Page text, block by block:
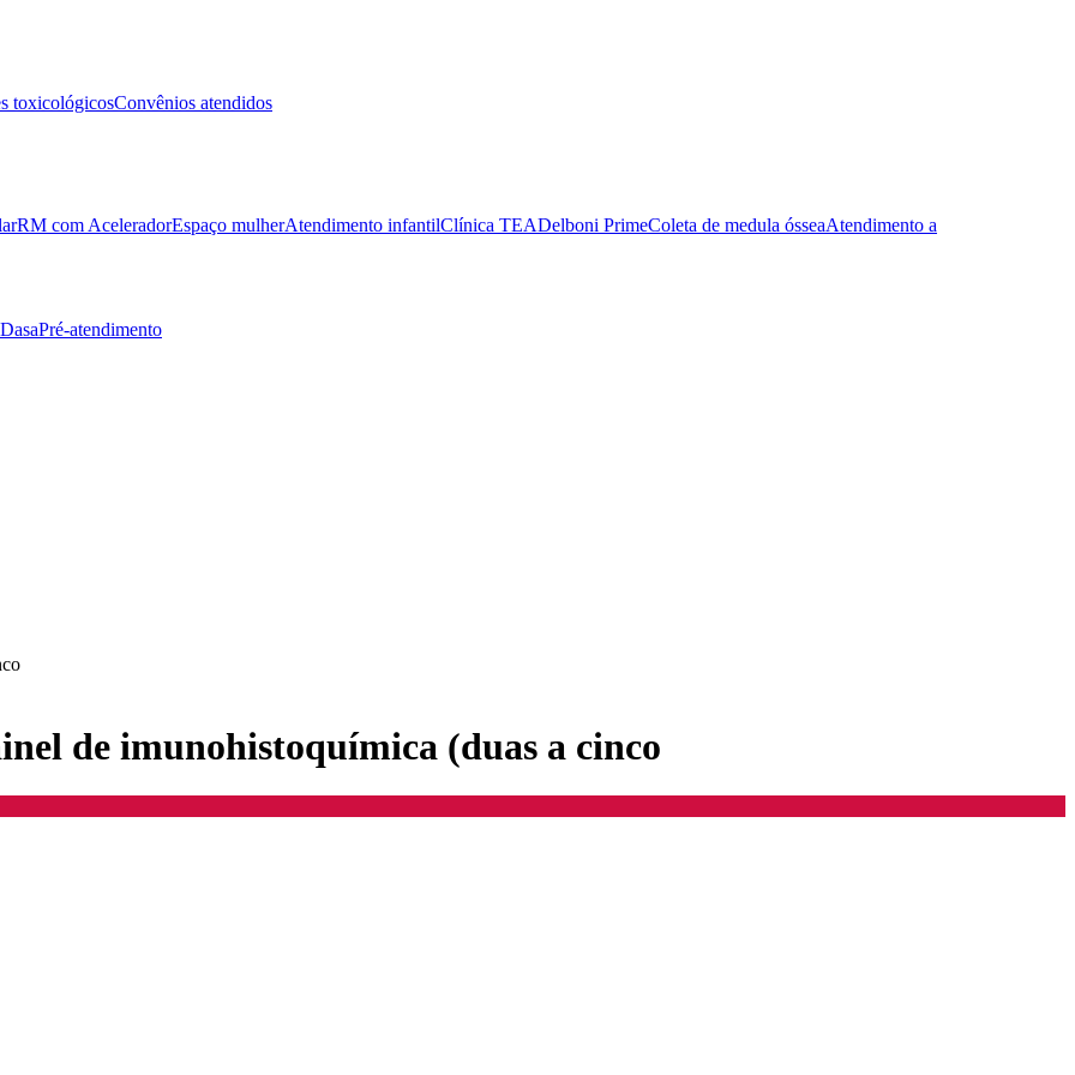
toxicológicosConvênios atendidos
RM com AceleradorEspaço mulherAtendimento infantilClínica TEADelboni PrimeColeta de medula ósseaAtendimento a
Pré-atendimento
de imunohistoquímica (duas a cinco